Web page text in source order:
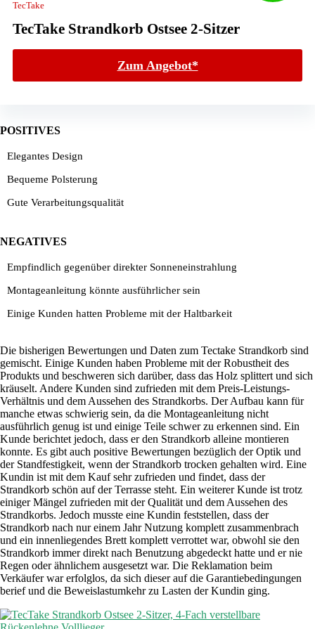
TecTake
TecTake Strandkorb Ostsee 2-Sitzer
Zum Angebot*
POSITIVES
Elegantes Design
Bequeme Polsterung
Gute Verarbeitungsqualität
NEGATIVES
Empfindlich gegenüber direkter Sonneneinstrahlung
Montageanleitung könnte ausführlicher sein
Einige Kunden hatten Probleme mit der Haltbarkeit
Die bisherigen Bewertungen und Daten zum Tectake Strandkorb sind
gemischt. Einige Kunden haben Probleme mit der Robustheit des
Produkts und beschweren sich darüber, dass das Holz splittert und sich
kräuselt. Andere Kunden sind zufrieden mit dem Preis-Leistungs-
Verhältnis und dem Aussehen des Strandkorbs. Der Aufbau kann für
manche etwas schwierig sein, da die Montageanleitung nicht
ausführlich genug ist und einige Teile schwer zu erkennen sind. Ein
Kunde berichtet jedoch, dass er den Strandkorb alleine montieren
konnte. Es gibt auch positive Bewertungen bezüglich der Optik und
der Standfestigkeit, wenn der Strandkorb trocken gehalten wird. Eine
Kundin ist mit dem Kauf sehr zufrieden und findet, dass der
Strandkorb schön auf der Terrasse steht. Ein weiterer Kunde ist trotz
einiger Mängel zufrieden mit der Qualität und dem Aussehen des
Strandkorbs. Jedoch musste eine Kundin feststellen, dass der
Strandkorb nach nur einem Jahr Nutzung komplett zusammenbrach
und ein innenliegendes Brett komplett verrottet war, obwohl sie den
Strandkorb immer direkt nach Benutzung abgedeckt hatte und er nie
Regen oder ähnlichem ausgesetzt war. Die Reklamation beim
Verkäufer war erfolglos, da sich dieser auf die Garantiebedingungen
berief und die Beweislastumkehr zu Lasten der Kundin ging.